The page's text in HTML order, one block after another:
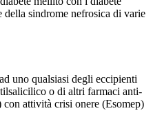
della sindrome nefrosica di varie
uno qualsiasi degli eccipienti
o di altri farmaci anti-
attività crisi onere (Esomep)